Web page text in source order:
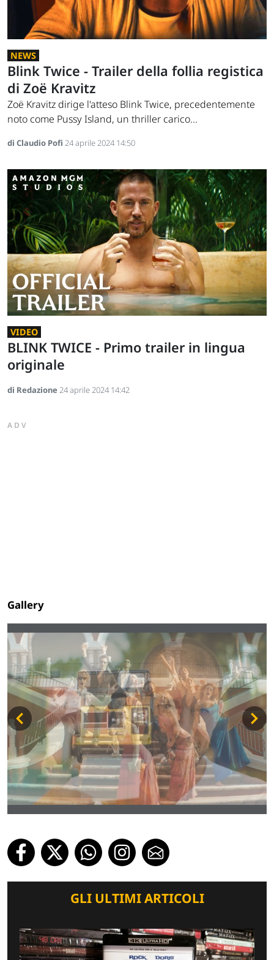
NEWS
Blink Twice - Trailer della follia registica
di Zoë Kravitz
Zoë Kravitz dirige l'atteso Blink Twice, precedentemente
noto come Pussy Island, un thriller carico...
di Claudio Pofi 24 aprile 2024 14:50
VIDEO
BLINK TWICE - Primo trailer in lingua
originale
di Redazione24 aprile 2024 14:42
ADV
Gallery
GLI ULTIMI ARTICOLI